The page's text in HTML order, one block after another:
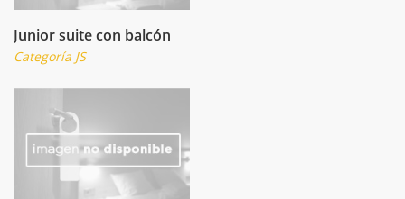
Junior suite con balcón
Categoría JS